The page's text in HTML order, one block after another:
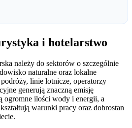
i hotelarstwo
należy do sektorów o szczególnie
naturalne oraz lokalne
linie lotnicze, operatorzy
generują znaczną emisję
ogromne ilości wody i energii, a
warunki pracy oraz dobrostan